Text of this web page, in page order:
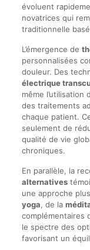
évoluent
novatrices qui
traditionnelle
L’émergence de
personnalisées
douleur. Des
électrique
même l’utilisation
des traitements
chaque patient.
seulement de
qualité de vie
chroniques.
En parallèle, la
alternatives
une approche
yoga, de la
complémentaires
le spectre des
favorisant un